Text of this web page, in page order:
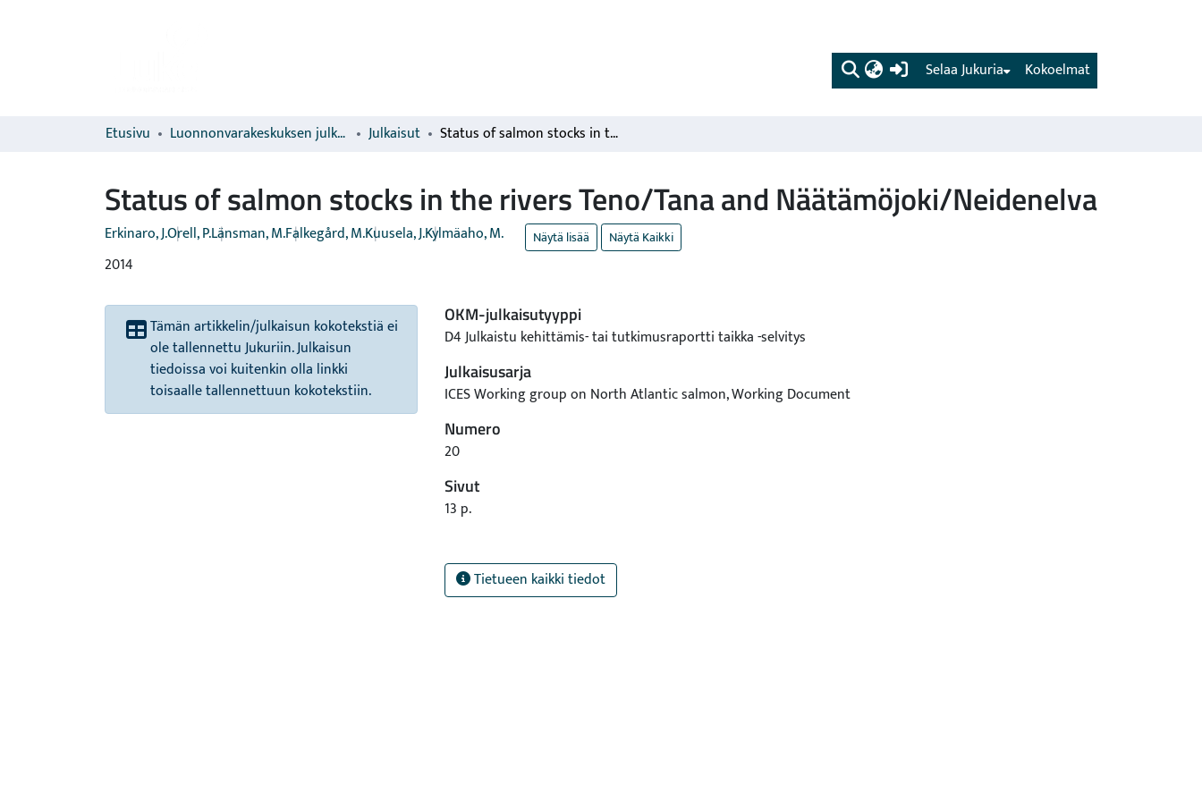
(current) Kokoelmat
Selaa Jukuria
Etusivu Luonnonvarakeskuksen julkaisut Julkaisut Status of salmon stocks in the rivers Teno/Tana and Näätämöjoki/Neidenelva
Status of salmon stocks in the rivers Teno/Tana and Näätämöjoki/Neidenelva
Erkinaro, J.Orell, P.Länsman, M.Falkegård, M.Kuusela, J.Kylmäaho, M. Näytä lisää Näytä Kaikki
2014
Tämän artikkelin/julkaisun kokotekstiä ei
ole tallennettu Jukuriin. Julkaisun
tiedoissa voi kuitenkin olla linkki
toisaalle tallennettuun kokotekstiin.
OKM-julkaisutyyppi
D4 Julkaistu kehittämis- tai tutkimusraportti taikka -selvitys
Julkaisusarja
ICES Working group on North Atlantic salmon, Working Document
Numero
20
Sivut
13 p.
Tietueen kaikki tiedot